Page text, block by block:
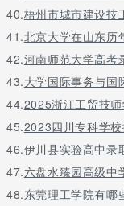
40.梧州市城市建设技
41.北京大学在山东历
42.河南师范大学高
43.大学国际事务与国
44.2025浙江工贸技
45.2023四川专科学
46.伊川县实验高中录
47.六盘水臻园高级中
48.东莞理工学院有哪